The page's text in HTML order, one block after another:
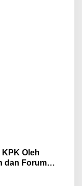
Oleh
dan Forum